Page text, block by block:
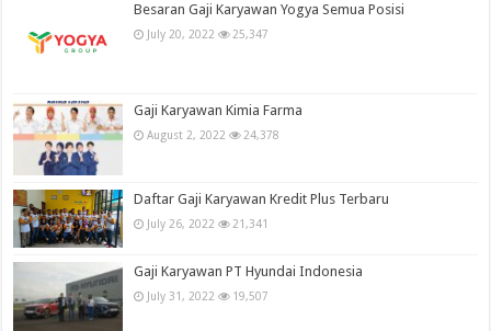
Besaran Gaji Karyawan Yogya Semua Posisi
July 20, 2022 25,347
Gaji Karyawan Kimia Farma
August 2, 2022 24,378
Daftar Gaji Karyawan Kredit Plus Terbaru
July 26, 2022 21,341
Gaji Karyawan PT Hyundai Indonesia
July 31, 2022 19,507